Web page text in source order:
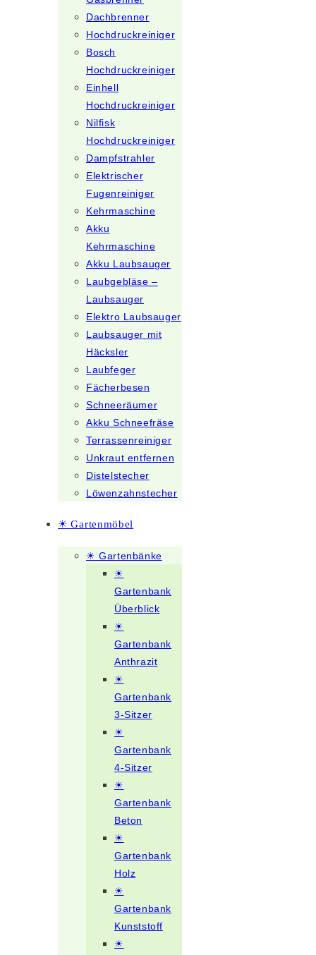
Dachbrenner
Hochdruckreiniger
Bosch
Hochdruckreiniger
Einhell
Hochdruckreiniger
Nilfisk
Hochdruckreiniger
Dampfstrahler
Elektrischer
Fugenreiniger
Kehrmaschine
Akku
Kehrmaschine
Akku Laubsauger
Laubgebläse –
Laubsauger
Elektro Laubsauger
Laubsauger mit
Häcksler
Laubfeger
Fächerbesen
Schneeräumer
Akku Schneefräse
Terrassenreiniger
Unkraut entfernen
Distelstecher
Löwenzahnstecher
☀ Gartenmöbel
☀ Gartenbänke
☀
Gartenbank
Überblick
☀
Gartenbank
Anthrazit
☀
Gartenbank
3-Sitzer
☀
Gartenbank
4-Sitzer
☀
Gartenbank
Beton
☀
Gartenbank
Holz
☀
Gartenbank
Kunststoff
☀